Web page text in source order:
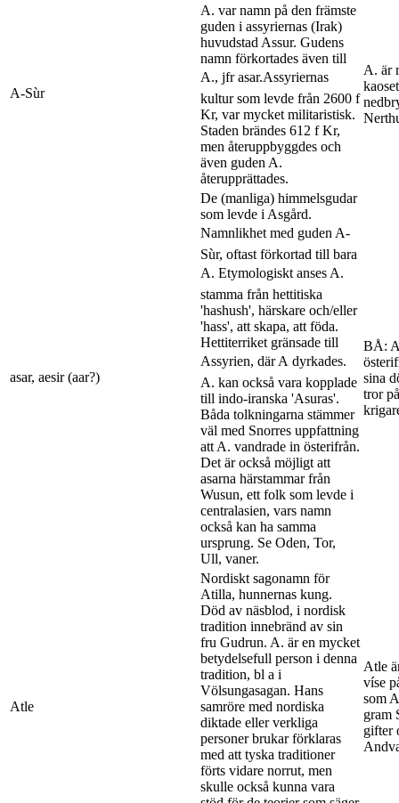
A-Sùr
A. var namn på den främste
guden i assyriernas (Irak)
huvudstad Assur. Gudens
namn förkortades även till
A., jfr asar.Assyriernas
kultur som levde från 2600 f
Kr, var mycket militaristisk.
Staden brändes 612 f Kr,
men återuppbyggdes och
även guden A.
återupprättades.
A. är
asar, aesir (aar?)
De (manliga) himmelsgudar
som levde i Asgård.
Namnlikhet med guden A-
Sùr, oftast förkortad till bara
A. Etymologiskt anses A.
stamma från hettitiska
'hashush', härskare och/eller
'hass', att skapa, att föda.
Hettiterriket gränsade till
Assyrien, där A dyrkades.
A. kan också vara kopplade
till indo-iranska 'Asuras'.
Båda tolkningarna stämmer
väl med Snorres uppfattning
att A. vandrade in österifrån.
Det är också möjligt att
asarna härstammar från
Wusun, ett folk som levde i
centralasien, vars namn
också kan ha samma
ursprung. Se Oden, Tor,
Ull, vaner.
BÅ:
sina
tror
Atle
Nordiskt sagonamn för
Atilla, hunnernas kung.
Död av näsblod, i nordisk
tradition innebränd av sin
fru Gudrun. A. är en mycket
betydelsefull person i denna
tradition, bl a i
Völsungasagan. Hans
samröre med nordiska
diktade eller verkliga
personer brukar förklaras
med att tyska traditioner
förts vidare norrut, men
skulle också kunna vara
Atle
víse
som
gram
gifter